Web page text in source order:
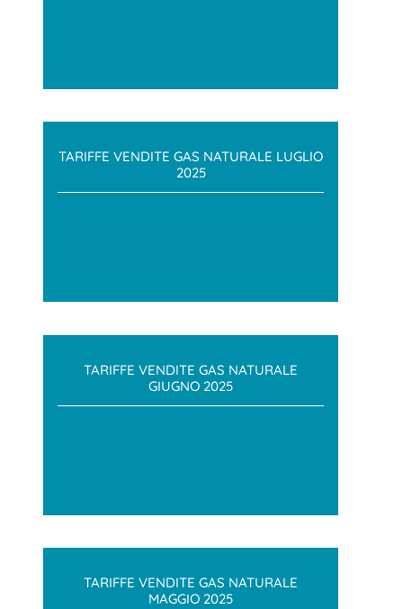
TARIFFE VENDITE GAS NATURALE LUGLIO
2025
TARIFFE VENDITE GAS NATURALE
GIUGNO 2025
TARIFFE VENDITE GAS NATURALE
MAGGIO 2025